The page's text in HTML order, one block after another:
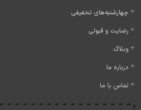
چهارشنبه‌های تخفیفی
رضایت و قبولی
وبلاگ
درباره ما
تماس با ما